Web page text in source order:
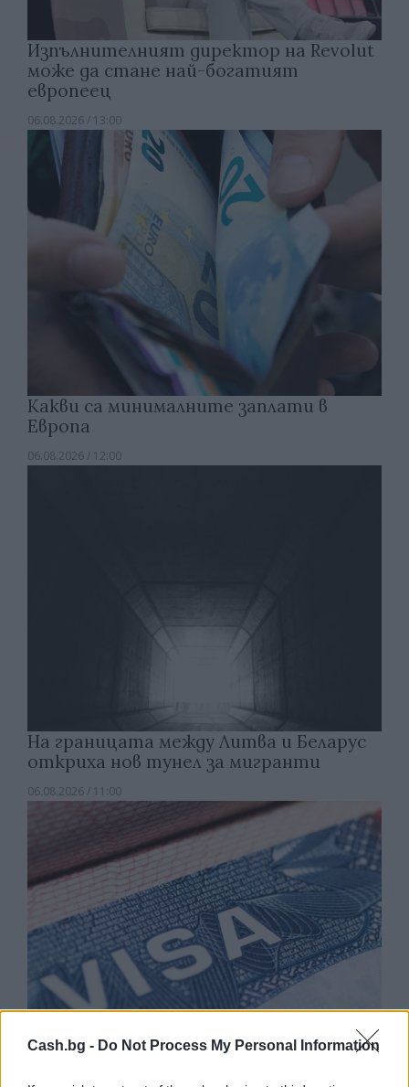
Cash.bg - Do Not Process My Personal Information
Изпълнителният директор на Revolut
може да стане най-богатият
европеец
06.08.2026 / 13:00
Какви са минималните заплати в
Европа
06.08.2026 / 12:00
На границата между Литва и Беларус
откриха нов тунел за мигранти
06.08.2026 / 11:00